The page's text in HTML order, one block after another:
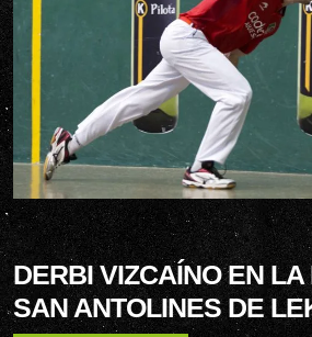
DERBI VIZCAÍNO EN LA
SAN ANTOLINES DE